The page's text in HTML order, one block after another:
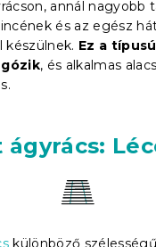
annál nagyobb
és az egész
készülnek. Ez a
, és alkalmas
különböző